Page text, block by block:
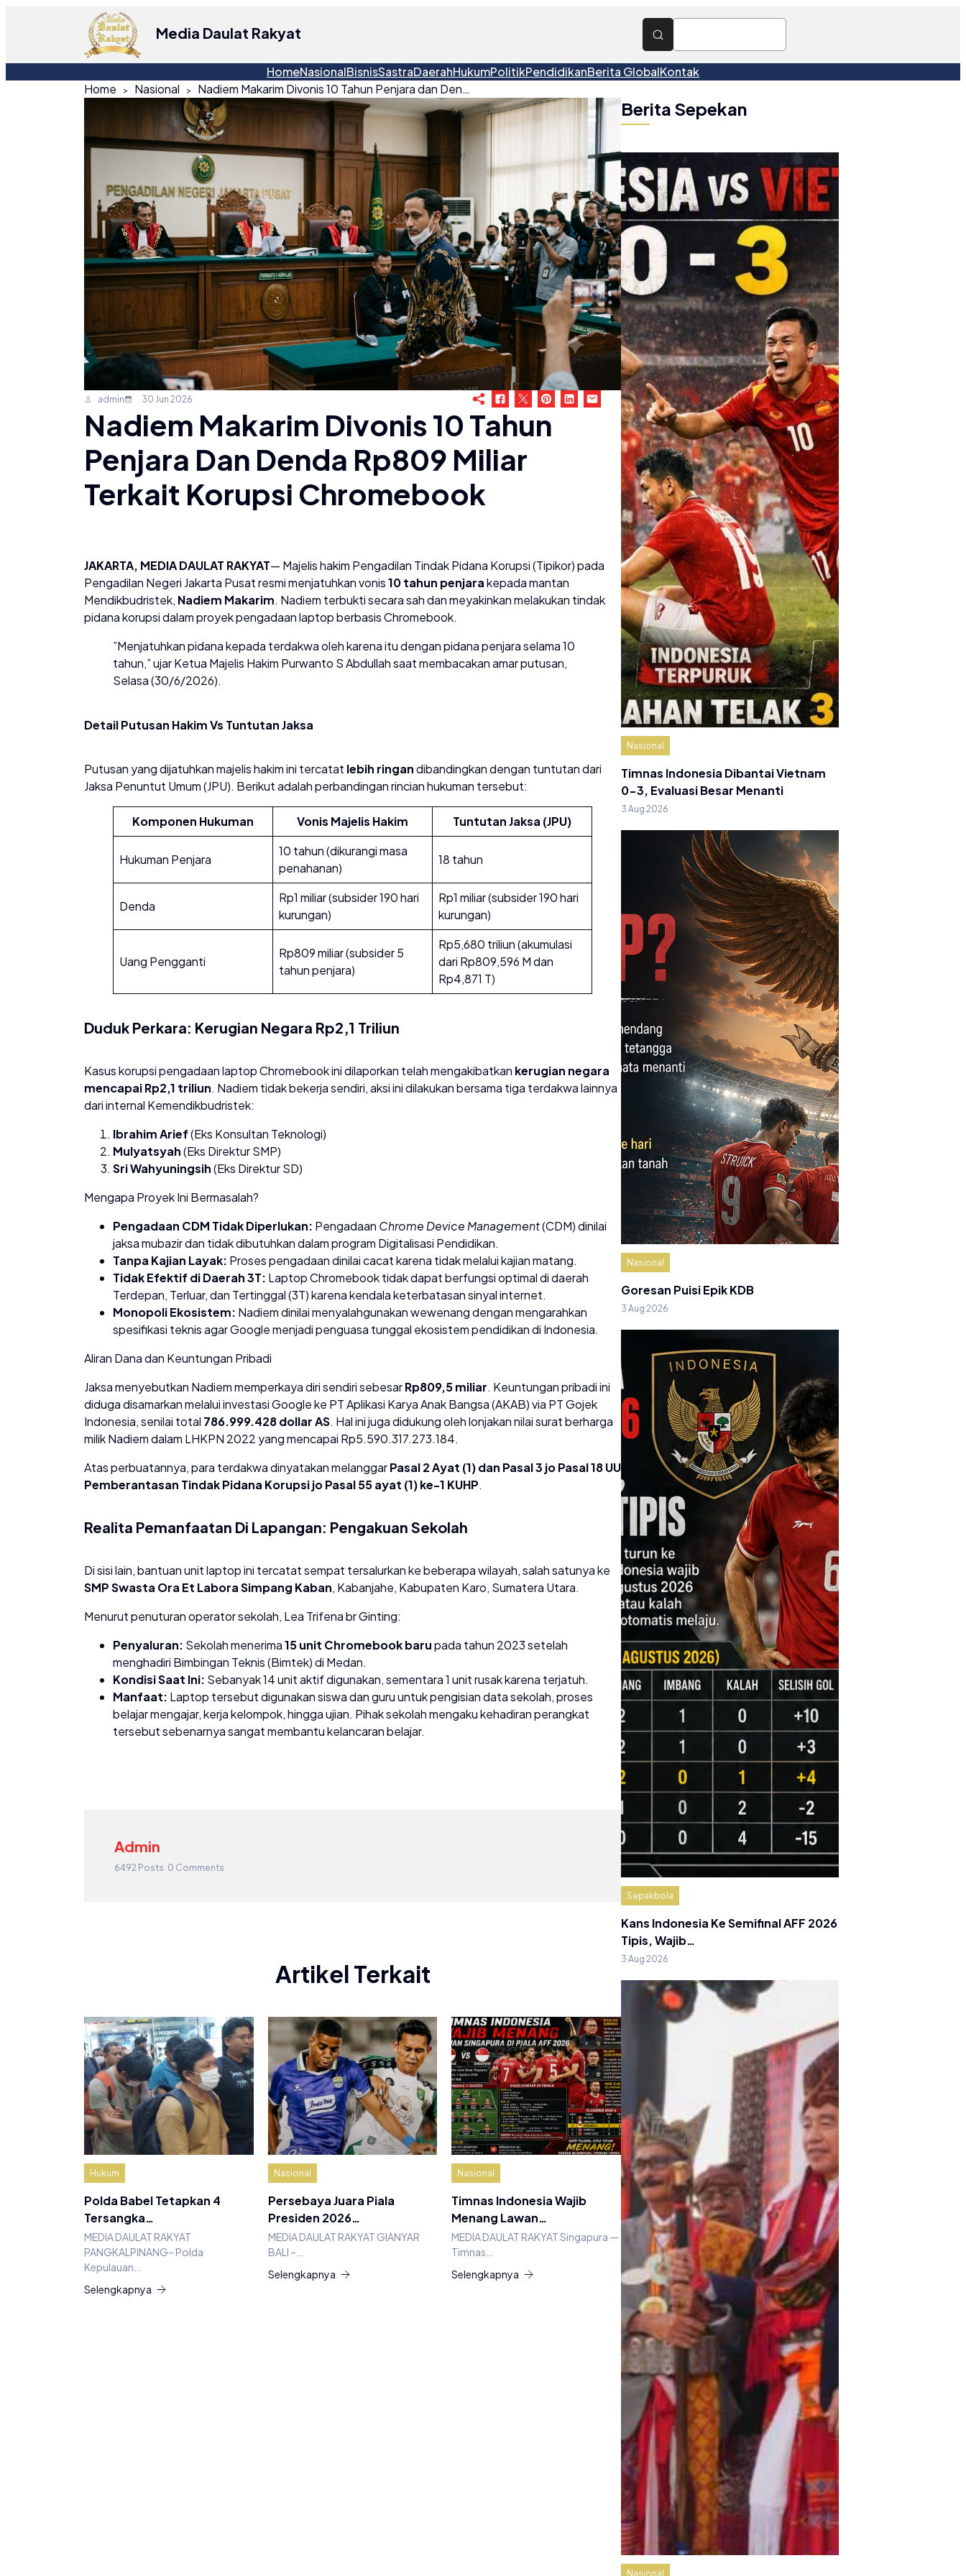
Media Daulat Rakyat
HomeNasionalBisnisSastraDaerahHukumPolitikPendidikanBerita GlobalKontak
Home
Nasional Nadiem Makarim Divonis 10 Tahun Penjara dan Denda Rp809 Miliar Terkait Korupsi Chromebook
admin 30 Jun 2026
Nadiem Makarim Divonis 10 Tahun
Penjara Dan Denda Rp809 Miliar
Terkait Korupsi Chromebook
JAKARTA, MEDIA DAULAT RAKYAT— Majelis hakim Pengadilan Tindak Pidana Korupsi (Tipikor) pada
Pengadilan Negeri Jakarta Pusat resmi menjatuhkan vonis10 tahun penjarakepada mantan
Mendikbudristek, Nadiem Makarim. Nadiem terbukti secara sah dan meyakinkan melakukan tindak
pidana korupsi dalam proyek pengadaan laptop berbasis Chromebook.
​”Menjatuhkan pidana kepada terdakwa oleh karena itu dengan pidana penjara selama 10
tahun,” ujar Ketua Majelis Hakim Purwanto S Abdullah saat membacakan amar putusan,
Selasa (30/6/2026).
​Detail Putusan Hakim Vs Tuntutan Jaksa
​Putusan yang dijatuhkan majelis hakim ini tercatat lebih ringandibandingkan dengan tuntutan dari
Jaksa Penuntut Umum (JPU). Berikut adalah perbandingan rincian hukuman tersebut:
Komponen Hukuman Vonis Majelis Hakim Tuntutan Jaksa (JPU)
Hukuman Penjara
10 tahun (dikurangi masa
penahanan)
18 tahun
Denda
Rp1 miliar (subsider 190 hari
kurungan)
Rp1 miliar (subsider 190 hari
kurungan)
Uang Pengganti
Rp809 miliar (subsider 5
tahun penjara)
Rp5,680 triliun (akumulasi
dari Rp809,596 M dan
Rp4,871 T)
Duduk Perkara: Kerugian Negara Rp2,1 Triliun
​Kasus korupsi pengadaan laptop Chromebook ini dilaporkan telah mengakibatkan kerugian negara
mencapai Rp2,1 triliun. Nadiem tidak bekerja sendiri, aksi ini dilakukan bersama tiga terdakwa lainnya
dari internal Kemendikbudristek:
Ibrahim Arief(Eks Konsultan Teknologi)
Mulyatsyah(Eks Direktur SMP)
Sri Wahyuningsih(Eks Direktur SD)
​Mengapa Proyek Ini Bermasalah?
Pengadaan CDM Tidak Diperlukan: Pengadaan Chrome Device Management(CDM) dinilai
jaksa mubazir dan tidak dibutuhkan dalam program Digitalisasi Pendidikan.
Tanpa Kajian Layak: Proses pengadaan dinilai cacat karena tidak melalui kajian matang.
Tidak Efektif di Daerah 3T: Laptop Chromebook tidak dapat berfungsi optimal di daerah
Terdepan, Terluar, dan Tertinggal (3T) karena kendala keterbatasan sinyal internet.
Monopoli Ekosistem: Nadiem dinilai menyalahgunakan wewenang dengan mengarahkan
spesifikasi teknis agar Google menjadi penguasa tunggal ekosistem pendidikan di Indonesia.
​Aliran Dana dan Keuntungan Pribadi
​Jaksa menyebutkan Nadiem memperkaya diri sendiri sebesarRp809,5 miliar. Keuntungan pribadi ini
diduga disamarkan melalui investasi Google ke PT Aplikasi Karya Anak Bangsa (AKAB) via PT Gojek
Indonesia, senilai total 786.999.428 dollar AS. Hal ini juga didukung oleh lonjakan nilai surat berharga
milik Nadiem dalam LHKPN 2022 yang mencapai Rp5.590.317.273.184.
​Atas perbuatannya, para terdakwa dinyatakan melanggarPasal 2 Ayat (1) dan Pasal 3 jo Pasal 18 UU
Pemberantasan Tindak Pidana Korupsi jo Pasal 55 ayat (1) ke-1 KUHP.
​Realita Pemanfaatan Di Lapangan: Pengakuan Sekolah
​Di sisi lain, bantuan unit laptop ini tercatat sempat tersalurkan ke beberapa wilayah, salah satunya ke
SMP Swasta Ora Et Labora Simpang Kaban, Kabanjahe, Kabupaten Karo, Sumatera Utara.
​Menurut penuturan operator sekolah, Lea Trifena br Ginting:
Penyaluran: Sekolah menerima15 unit Chromebook barupada tahun 2023 setelah
menghadiri Bimbingan Teknis (Bimtek) di Medan.
Kondisi Saat Ini: Sebanyak 14 unit aktif digunakan, sementara 1 unit rusak karena terjatuh.
Manfaat: Laptop tersebut digunakan siswa dan guru untuk pengisian data sekolah, proses
belajar mengajar, kerja kelompok, hingga ujian. Pihak sekolah mengaku kehadiran perangkat
tersebut sebenarnya sangat membantu kelancaran belajar.
Admin
6492 Posts 0 Comments
Artikel Terkait
Hukum
Polda Babel Tetapkan 4
Tersangka…
MEDIA DAULAT RAKYAT
PANGKALPINANG– Polda
Kepulauan…
Selengkapnya
Nasional
Persebaya Juara Piala
Presiden 2026…
MEDIA DAULAT RAKYAT GIANYAR
BALI –…
Selengkapnya
Nasional
Timnas Indonesia Wajib
Menang Lawan…
MEDIA DAULAT RAKYAT Singapura —
Timnas…
Selengkapnya
Berita Sepekan
Nasional
Timnas Indonesia Dibantai Vietnam
0-3, Evaluasi Besar Menanti
3 Aug 2026
Nasional
Goresan Puisi Epik KDB
3 Aug 2026
Sepakbola
Kans Indonesia Ke Semifinal AFF 2026
Tipis, Wajib…
3 Aug 2026
Nasional